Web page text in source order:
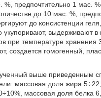
%, предпочтительно 1 мас.
до 10 мас. %,
до консистенции
укупоривают, выдерживают
при температуре хранения
создается гомогенный,
выше приведенным
массовая доля жира
массовая доля белка